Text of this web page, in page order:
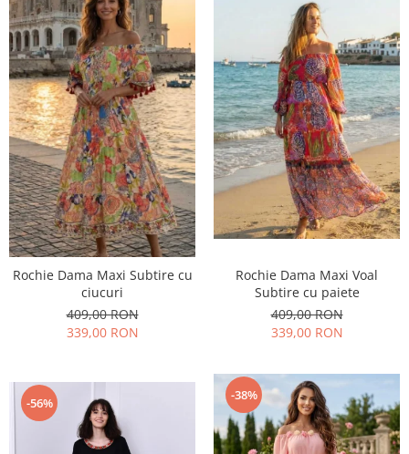
Rochie Dama Maxi Subtire cu
ciucuri
409,00 RON
339,00 RON
Rochie Dama Maxi Voal
Subtire cu paiete
409,00 RON
339,00 RON
-56% -38%